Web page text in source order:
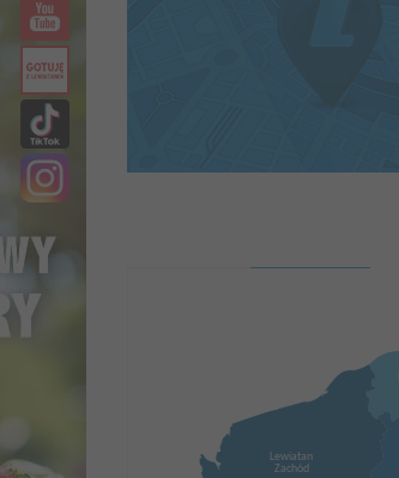
Lewiatan
Zachód